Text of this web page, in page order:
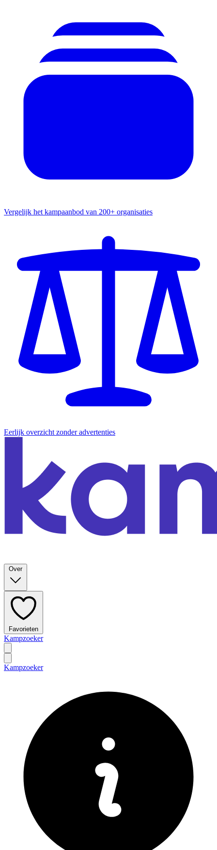
Vergelijk het kampaanbod van 200+ organisaties
Eerlijk overzicht zonder advertenties
Over
Favorieten
Kampzoeker
Kampzoeker